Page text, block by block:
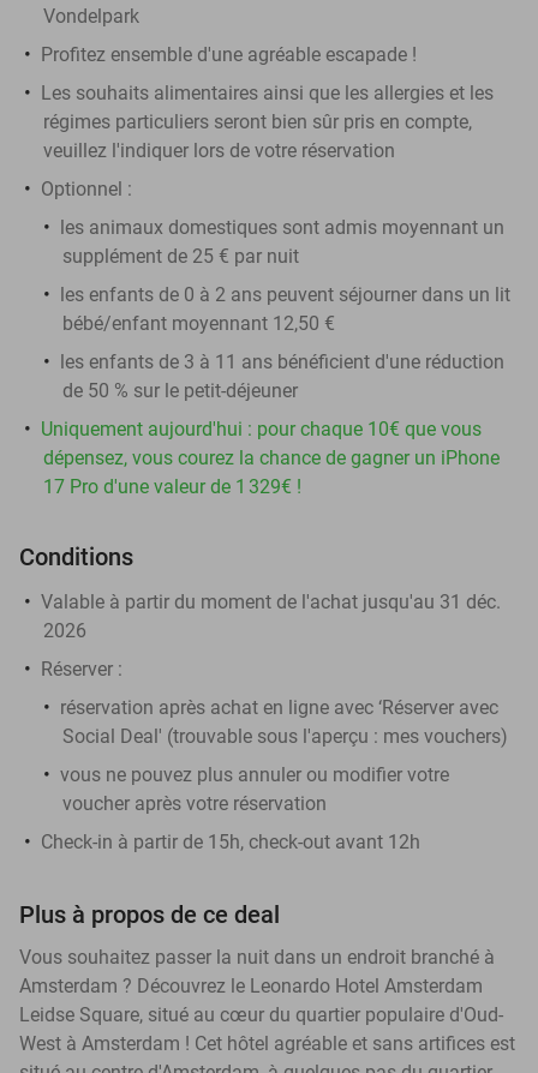
Vondelpark
Profitez ensemble d'une agréable escapade !
Les souhaits alimentaires ainsi que les allergies et les
régimes particuliers seront bien sûr pris en compte,
veuillez l'indiquer lors de votre réservation
Optionnel :
les animaux domestiques sont admis moyennant un
supplément de 25 € par nuit
les enfants de 0 à 2 ans peuvent séjourner dans un lit
bébé/enfant moyennant 12,50 €
les enfants de 3 à 11 ans bénéficient d'une réduction
de 50 % sur le petit-déjeuner
Uniquement aujourd'hui : pour chaque 10€ que vous
dépensez, vous courez la chance de gagner un iPhone
17 Pro d'une valeur de 1 329€ !
Conditions
Valable à partir du moment de l'achat jusqu'au 31 déc.
2026
Réserver :
réservation après achat en ligne avec ‘Réserver avec
Social Deal' (trouvable sous l'aperçu : mes vouchers)
vous ne pouvez plus annuler ou modifier votre
voucher après votre réservation
Check-in à partir de 15h, check-out avant 12h
Plus à propos de ce deal
Vous souhaitez passer la nuit dans un endroit branché à
Amsterdam ? Découvrez le Leonardo Hotel Amsterdam
Leidse Square, situé au cœur du quartier populaire d'Oud-
West à Amsterdam ! Cet hôtel agréable et sans artifices est